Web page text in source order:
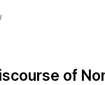
Articleof